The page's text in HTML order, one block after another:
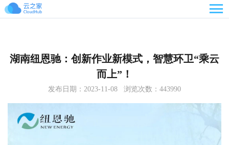

湖南纽恩驰：创新作业新模式，智慧环卫“乘云
而上”！
发布日期：2023-11-08 浏览次数：443990